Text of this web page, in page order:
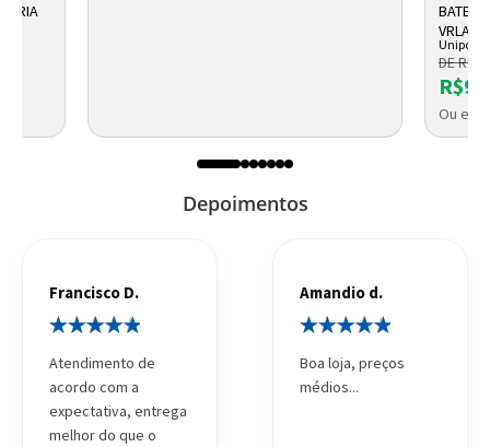
VRLA
DE R$
Ou em
Depoimentos
Atendimento de
acordo com a
expectativa, entrega
melhor do que o
Francisco D.
Boa loja, preços
médios...
Amandio d.